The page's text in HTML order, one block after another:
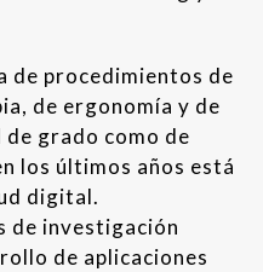
de procedimientos de
de ergonomía y de
grado como de
los últimos años está
digital.
de investigación
de aplicaciones